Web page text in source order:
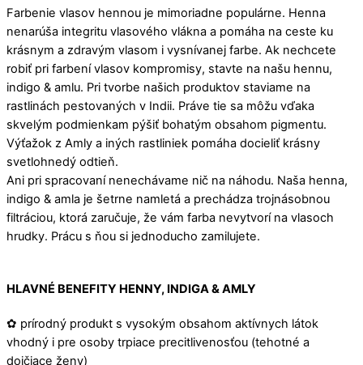
Farbenie vlasov hennou je mimoriadne populárne. Henna
nenarúša integritu vlasového vlákna a pomáha na ceste ku
krásnym a zdravým vlasom i vysnívanej farbe. Ak nechcete
robiť pri farbení vlasov kompromisy, stavte na našu hennu,
indigo & amlu. Pri tvorbe našich produktov staviame na
rastlinách pestovaných v Indii. Práve tie sa môžu vďaka
skvelým podmienkam pýšiť bohatým obsahom pigmentu.
Výťažok z Amly a iných rastliniek pomáha docieliť krásny
svetlohnedý odtieň.
Ani pri spracovaní nenechávame nič na náhodu. Naša henna,
indigo & amla je šetrne namletá a prechádza trojnásobnou
filtráciou, ktorá zaručuje, že vám farba nevytvorí na vlasoch
hrudky. Prácu s ňou si jednoducho zamilujete.
HLAVNÉ BENEFITY HENNY, INDIGA & AMLY
✿ prírodný produkt s vysokým obsahom aktívnych látok
vhodný i pre osoby trpiace precitlivenosťou (tehotné a
dojčiace ženy)